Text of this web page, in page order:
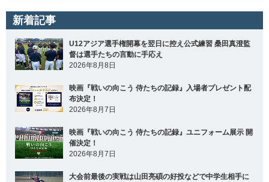
新着記事
U12アジア選手権開幕を翌日に控え公式練習 桑田真澄監
督は選手たちの言動に手応え
2026年8月8日
映画『戦いの向こう 侍たちの記録』入場者プレゼント配
布決定！
2026年8月7日
映画『戦いの向こう 侍たちの記録』ユニフォーム展示 開
催決定！
2026年8月7日
大会前最後の実戦は山田亮碩の好投などで中学生相手に